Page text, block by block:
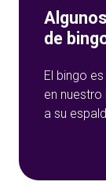
de
El bingo
en
a su
de